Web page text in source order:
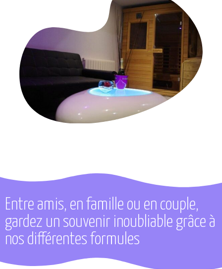
Entre amis, en famille ou en couple,
gardez un souvenir inoubliable grâce à
nos différentes formules